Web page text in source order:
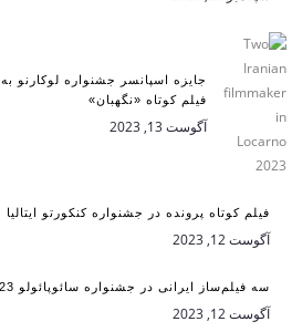
جایزه اسپانسر جشنواره لوکارنو به
فیلم کوتاه «نگهبان»
آگوست 13, 2023
فیلم کوتاه پرونده در جشنواره کنکورتو ایتالیا
آگوست 12, 2023
سه فیلم‌ساز ایرانی در جشنواره سائوپائولو 2023
آگوست 12, 2023